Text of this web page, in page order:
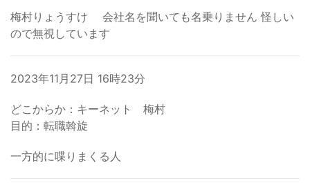
梅村りょうすけ 会社名を聞いても名乗りません 怪しい
ので無視しています
2023年11月27日 16時23分
どこからか：キーネット 梅村
目的：転職斡旋
一方的に喋りまくる人